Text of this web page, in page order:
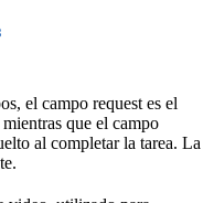
el campo request es el
que el campo
al completar la tarea. La